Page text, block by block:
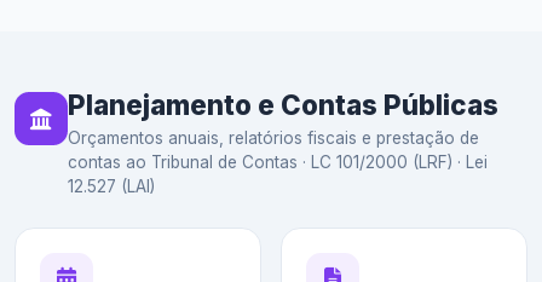
Planejamento e Contas Públicas
Orçamentos anuais, relatórios fiscais e prestação de
contas ao Tribunal de Contas · LC 101/2000 (LRF) · Lei
12.527 (LAI)